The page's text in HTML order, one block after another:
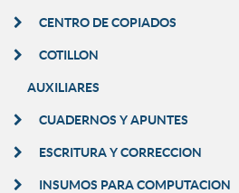
CENTRO DE COPIADOS
COTILLON
AUXILIARES
CUADERNOS Y APUNTES
ESCRITURA Y CORRECCION
INSUMOS PARA COMPUTACION